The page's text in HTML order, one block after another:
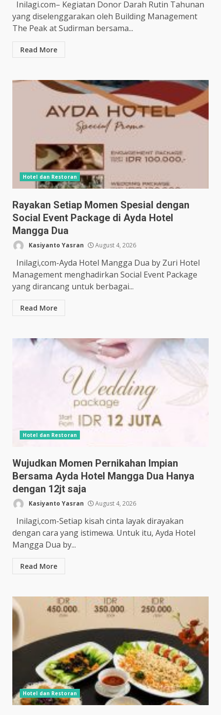
Inilagi.com– Kegiatan Donor Darah Rutin Tahunan
yang diselenggarakan oleh Building Management
The Peak at Sudirman bersama...
Read More
Hotel dan Restoran
Rayakan Setiap Momen Spesial dengan
Social Event Package di Ayda Hotel
Mangga Dua
Kasiyanto Yasran August 4, 2026
Inilagi,com-Ayda Hotel Mangga Dua by Zuri Hotel
Management menghadirkan Social Event Package
yang dirancang untuk berbagai...
Read More
Hotel dan Restoran
Wujudkan Momen Pernikahan Impian
Bersama Ayda Hotel Mangga Dua Hanya
dengan 12jt saja
Kasiyanto Yasran August 4, 2026
Inilagi,com-Setiap kisah cinta layak dirayakan
dengan cara yang istimewa. Untuk itu, Ayda Hotel
Mangga Dua by...
Read More
Hotel dan Restoran